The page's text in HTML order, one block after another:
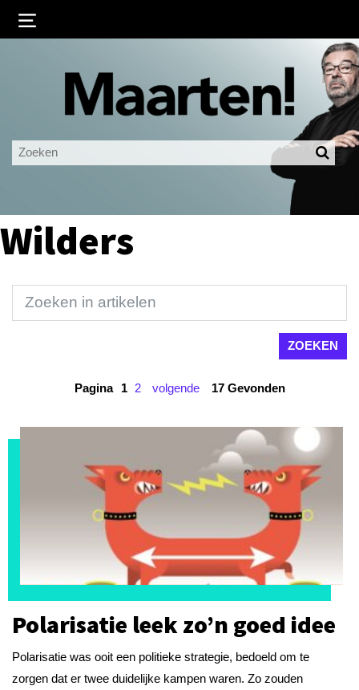
Ingelogd blijven
LOGIN
Wilders
Pagina 1 2 volgende 17 Gevonden
Polarisatie leek zo’n goed idee
Polarisatie was ooit een politieke strategie, bedoeld om te
zorgen dat er twee duidelijke kampen waren. Zo zouden